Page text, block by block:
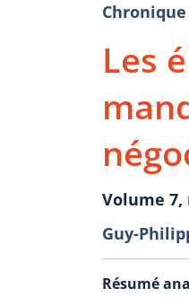
Les
Volume
Guy-
Résumé